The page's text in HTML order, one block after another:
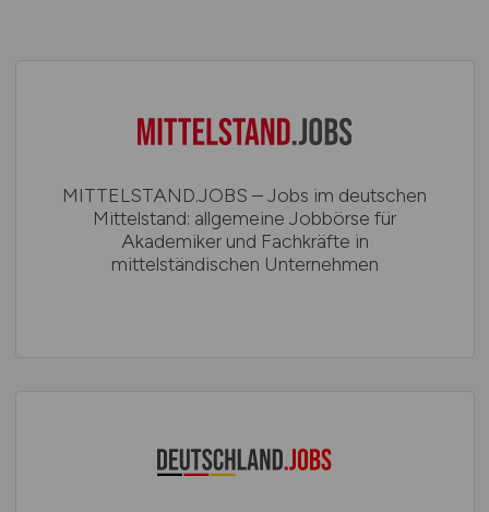
MITTELSTAND.JOBS – Jobs im deutschen
Mittelstand: allgemeine Jobbörse für
Akademiker und Fachkräfte in
mittelständischen Unternehmen